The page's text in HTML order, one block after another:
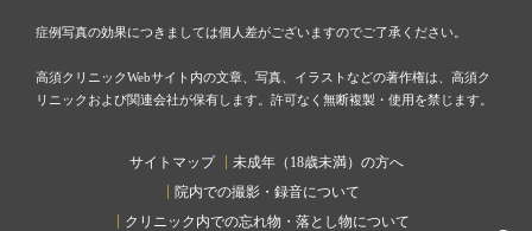
症例写真の効果につきましては個人差がございますのでご了承ください。
高須クリニックWebサイト内の文章、写真、イラストなどの著作権は、高須ク
リニックおよび関連会社が保有します。許可なく無断複製・使用を禁じます。
サイトマップ
未成年（18歳未満）の方へ
院内での撮影・録音について
クリニック内での忘れ物・落とし物について